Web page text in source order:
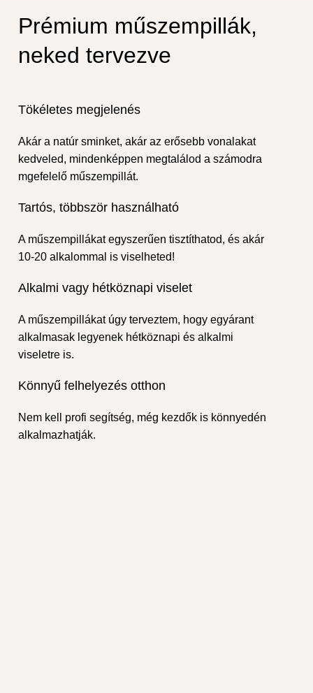
Prémium műszempillák,
neked tervezve
Tökéletes megjelenés
Akár a natúr sminket, akár az erősebb vonalakat
kedveled, mindenképpen megtalálod a számodra
mgefelelő műszempillát.
Tartós, többször használható
A műszempillákat egyszerűen tisztíthatod, és akár
10-20 alkalommal is viselheted!
Alkalmi vagy hétköznapi viselet
A műszempillákat úgy terveztem, hogy egyárant
alkalmasak legyenek hétköznapi és alkalmi
viseletre is.
Könnyű felhelyezés otthon
Nem kell profi segítség, még kezdők is könnyedén
alkalmazhatják.